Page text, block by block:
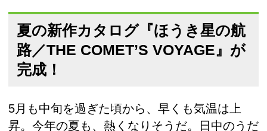
夏の新作カタログ『ほうき星の航
路／THE COMET’S VOYAGE』が
完成！
5月も中旬を過ぎた頃から、早くも気温は上
昇。今年の夏も、熱くなりそうだ。日中のうだ